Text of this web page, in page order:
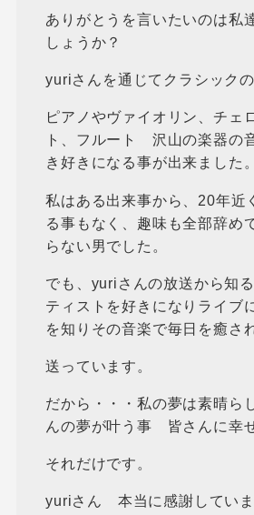
ありがとうを言いたいのは私
しょうか？
yuriさんを通じてクラシック
ピアノやヴァイオリン、チェ
ト、フルート 沢山の楽器の
き好きになる事が出来ました。
私はある出来事から、20年近
る事もなく、趣味も全部辞め
らない男でした。
でも、yuriさんの放送から知
ティストを好きになりライブ
を知りその音楽で毎日を癒さ
送っています。
だから・・・私の夢は素晴ら
んの夢が叶う事 皆さんに幸
それだけです。
yuriさん 本当に感謝してい